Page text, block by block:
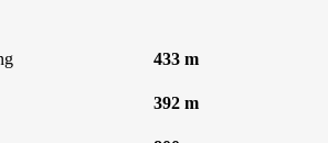
433 m
392 m